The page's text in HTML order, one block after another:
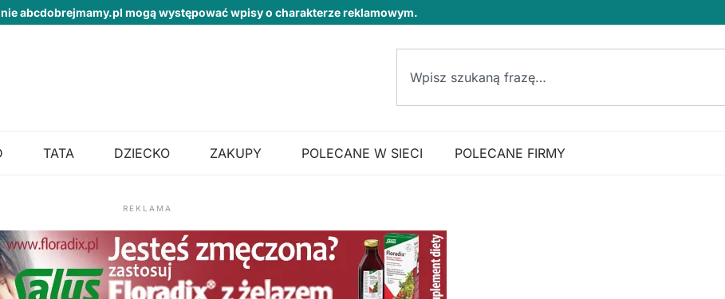
abcdobrejmamy.pl mogą występować wpisy o charakterze reklamowym.
TATA DZIECKO ZAKUPY POLECANE W SIECI POLECANE FIRMY
REKLAMA